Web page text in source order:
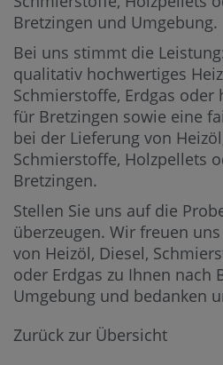
Bretzingen und Umgebung.
Bei uns stimmt die
qualitativ hochwertiges
Schmierstoffe, Erdgas oder
für Bretzingen sowie eine
bei der Lieferung von
Schmierstoffe, Holzpellets
Bretzingen.
Stellen Sie uns auf die
überzeugen. Wir freuen
von Heizöl, Diesel,
oder Erdgas zu Ihnen nach
Umgebung und bedanken
Zurück zur Übersicht